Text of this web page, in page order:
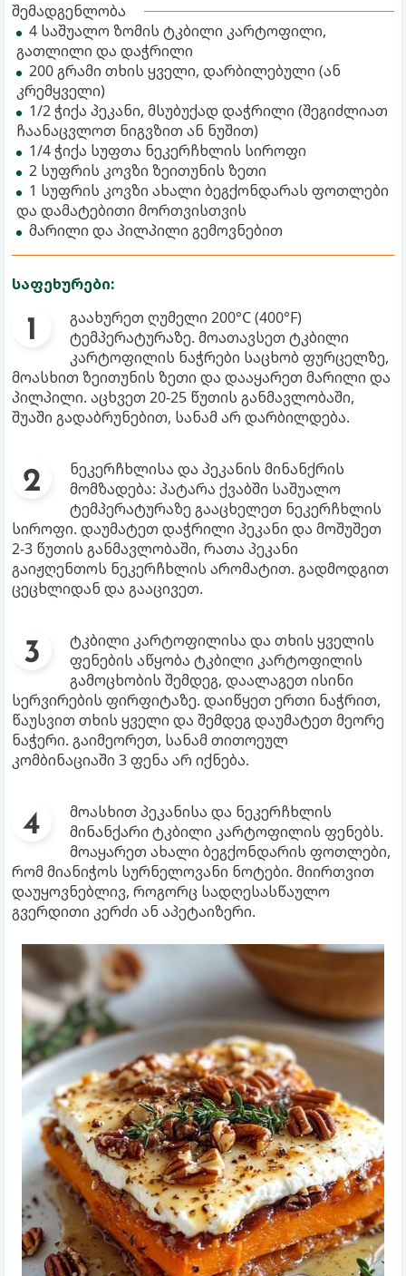
შემადგენლობა
4 საშუალო ზომის ტკბილი კარტოფილი,
გათლილი და დაჭრილი
200 გრამი თხის ყველი, დარბილებული (ან
კრემყველი)
1/2 ჭიქა პეკანი, მსუბუქად დაჭრილი (შეგიძლიათ
ჩაანაცვლოთ ნიგვზით ან ნუშით)
1/4 ჭიქა სუფთა ნეკერჩხლის სიროფი
2 სუფრის კოვზი ზეითუნის ზეთი
1 სუფრის კოვზი ახალი ბეგქონდარას ფოთლები
და დამატებითი მორთვისთვის
მარილი და პილპილი გემოვნებით
საფეხურები:
გაახურეთ ღუმელი 200°C (400°F)
ტემპერატურაზე. მოათავსეთ ტკბილი
კარტოფილის ნაჭრები საცხობ ფურცელზე,
მოასხით ზეითუნის ზეთი და დააყარეთ მარილი და
პილპილი. აცხვეთ 20-25 წუთის განმავლობაში,
შუაში გადაბრუნებით, სანამ არ დარბილდება.
ნეკერჩხლისა და პეკანის მინანქრის
მომზადება: პატარა ქვაბში საშუალო
ტემპერატურაზე გააცხელეთ ნეკერჩხლის
სიროფი. დაუმატეთ დაჭრილი პეკანი და მოშუშეთ
2-3 წუთის განმავლობაში, რათა პეკანი
გაიჟღენთოს ნეკერჩხლის არომატით. გადმოდგით
ცეცხლიდან და გააცივეთ.
ტკბილი კარტოფილისა და თხის ყველის
ფენების აწყობა ტკბილი კარტოფილის
გამოცხობის შემდეგ, დაალაგეთ ისინი
სერვირების ფირფიტაზე. დაიწყეთ ერთი ნაჭრით,
წაუსვით თხის ყველი და შემდეგ დაუმატეთ მეორე
ნაჭერი. გაიმეორეთ, სანამ თითოეულ
კომბინაციაში 3 ფენა არ იქნება.
მოასხით პეკანისა და ნეკერჩხლის
მინანქარი ტკბილი კარტოფილის ფენებს.
მოაყარეთ ახალი ბეგქონდარის ფოთლები,
რომ მიანიჭოს სურნელოვანი ნოტები. მიირთვით
დაუყოვნებლივ, როგორც სადღესასწაულო
გვერდითი კერძი ან აპეტაიზერი.